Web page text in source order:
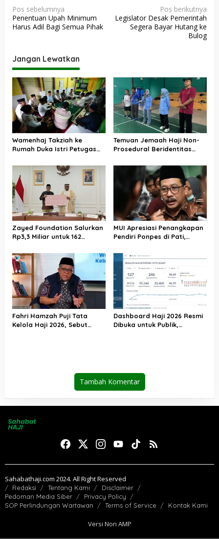
N
a
g
a
s
i
p
o
s
Pos sebelumnya
Penentuan Upah Minimum
Harus Adil Bagi Semua Pihak
Pos berikutnya
Legislator Desak Pemerintah
Segera Bayar Hutang ke
Bulog
Jangan Lewatkan
Wamenhaj Takziah ke
Rumah Duka Istri Petugas
Penghormatan atas
Amanah yang Tetap
Ditunaikan
Temuan Jemaah Haji Non-
Prosedural Beridentitas
Kami Tunggu Arahan Pusat
Zayed Foundation Salurkan
Rp3,3 Miliar untuk 162
Perkuat Kerja Sama Haji RI–
UEA
MUI Apresiasi Penangkapan
Pendiri Ponpes di Pati,
bagi Perusak Akhlak
Pesantren
Fahri Hamzah Puji Tata
Kelola Haji 2026, Sebut
Dashboard Haji 2026 Resmi
Dibuka untuk Publik,
Tambah Komentar
Sahabathaji.com 2024. All Right Reserved
Redaksi Tentang Kami
Disclaimer
Pedoman Media Siber
Privacy Policy
SOP Perlindungan Wartawan
Terms of Service Kontak Kami
Versi Non AMP